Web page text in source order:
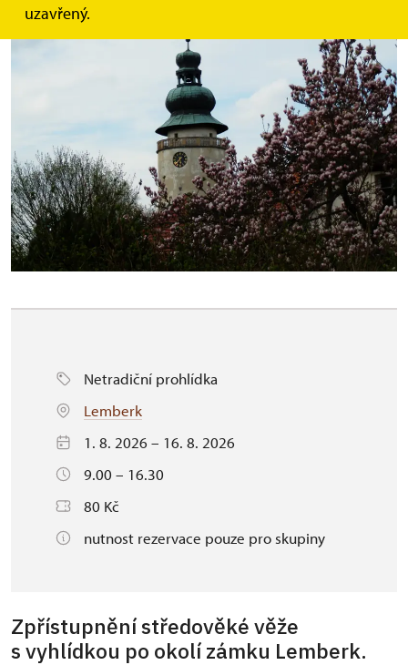
uzavřený.
Netradiční prohlídka
Lemberk
1. 8. 2026 – 16. 8. 2026
9.00 – 16.30
80 Kč
nutnost rezervace pouze pro skupiny
Zpřístupnění středověké věže
s vyhlídkou po okolí zámku Lemberk.